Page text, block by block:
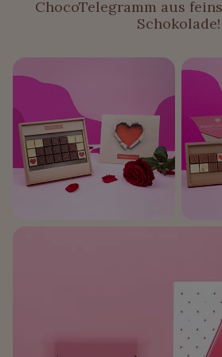
ChocoTelegramm aus
Schokolade!